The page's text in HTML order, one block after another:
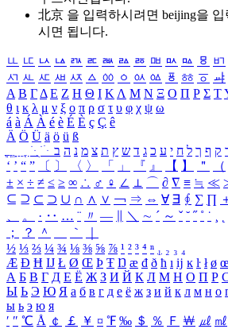
北京 을 입력하시려면 beijing을 입
시면 됩니다.
ㅥ ㅦ ㅧ ㅨ ㅩ ㅪ ㅫ ㅬ ㅭ ㅮ ㅯ ㅰ ㅱ ㅲ
ㅺ ㅻ ㅼ ㅽ ㅾ ㅿ ㆀ ㆁ ㆂ ㆃ ㆄ ㆅ ㆆ ㆇ
Α Β ΓΔ Ε Ζ Η Θ Ι ΚΛ Μ Ν Ξ Ο Π Ρ Σ Τ
θ ι κ λ μ ν ξ ο π ρ σ τ υ φ χ ψ ω
á à Á À é è É È ç Ç ê
Ä Ö Ü ä ö ü ß
ִֶֹ ֻּ ׁׂ ק ף ך ל ח י ע כ ג ד ש ץ ת צ מ נ ה ב
‘ ’ “ ” 〔 〕 〈 〉 「 」 『 』 【 】 ＂ （
± × ÷ ≠ ≤ ≥ ∞ ∴ ♂ ♀ ∠ ⊥ ⌒ ∂ ∇ ≡ ≒ ≪
⊆ ⊇ ⊂ ⊃ ∪ ∩ ∧ ∨ ￢ ⇒ ⇔ ∀ ∃ ∮ ∑ ∏
、
。 · ‥ … ¨ 〃 ― ＼ ∼ ´ ～ ˇ ˘ ˝ ˚ ˙ ¸
；
？ ＾ ｀
½ ⅓ ⅔ ¼ ¾ ⅛ ⅜ ⅝ ⅞ ¹ ² ³ ⁴ ⁿ ₁ ₂ ₃ ₄
Æ Ð Ħ Ĳ Ł Ø Œ Þ Ŧ Ŋ æ đ ð ħ ı ĳ ĸ ŀ ł ø œ
А Б В Г Д Е Ё Ж З И Й К Л М Н О П Р
Ы Ь Э Ю Я а б в г д е ё ж з и й к л м н о
ы ь э ю я
′ ″ ℃ Å ￠ ￡ ￥ ¤ ℉ ‰ ＄ ％ Ｆ ￦ ㎕ ㎖